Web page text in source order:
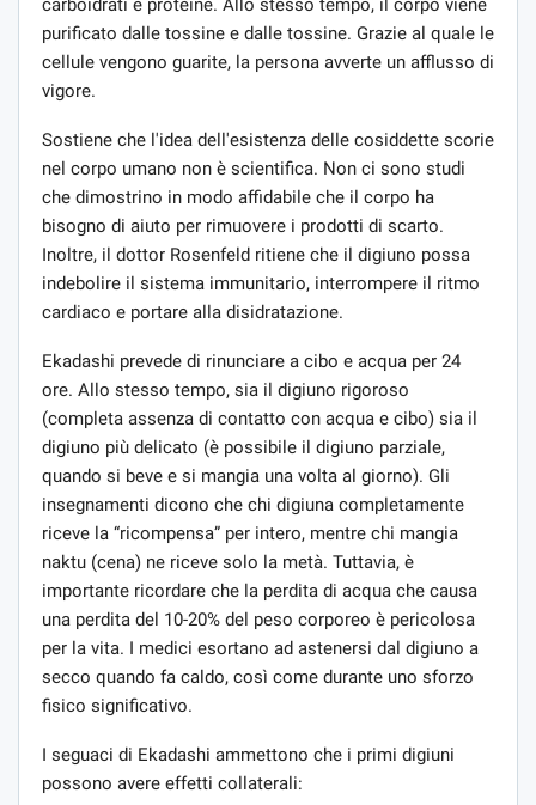
carboidrati e proteine. Allo stesso tempo, il corpo viene
purificato dalle tossine e dalle tossine. Grazie al quale le
cellule vengono guarite, la persona avverte un afflusso di
vigore.
Sostiene che l'idea dell'esistenza delle cosiddette scorie
nel corpo umano non è scientifica. Non ci sono studi
che dimostrino in modo affidabile che il corpo ha
bisogno di aiuto per rimuovere i prodotti di scarto.
Inoltre, il dottor Rosenfeld ritiene che il digiuno possa
indebolire il sistema immunitario, interrompere il ritmo
cardiaco e portare alla disidratazione.
Ekadashi prevede di rinunciare a cibo e acqua per 24
ore. Allo stesso tempo, sia il digiuno rigoroso
(completa assenza di contatto con acqua e cibo) sia il
digiuno più delicato (è possibile il digiuno parziale,
quando si beve e si mangia una volta al giorno). Gli
insegnamenti dicono che chi digiuna completamente
riceve la “ricompensa” per intero, mentre chi mangia
naktu (cena) ne riceve solo la metà. Tuttavia, è
importante ricordare che la perdita di acqua che causa
una perdita del 10-20% del peso corporeo è pericolosa
per la vita. I medici esortano ad astenersi dal digiuno a
secco quando fa caldo, così come durante uno sforzo
fisico significativo.
I seguaci di Ekadashi ammettono che i primi digiuni
possono avere effetti collaterali: